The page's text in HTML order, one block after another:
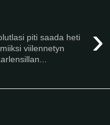
›
piti saada heti
viilennetyn